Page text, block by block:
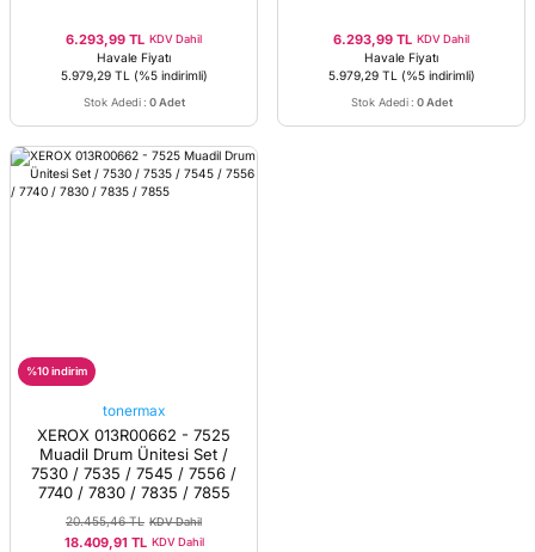
6.293,99 TL KDV Dahil
Havale Fiyatı
5.979,29 TL
(%5 indirimli)
Stok Adedi : 0 Adet
6.293,99 TL KDV Dahil
Havale Fiyatı
5.979,29 TL
(%5 indirimli)
Stok Adedi : 0 Adet
%10 indirim
tonermax
XEROX 013R00662 - 7525
Muadil Drum Ünitesi Set /
7530 / 7535 / 7545 / 7556 /
7740 / 7830 / 7835 / 7855
20.455,46 TL KDV Dahil
18.409,91 TL KDV Dahil